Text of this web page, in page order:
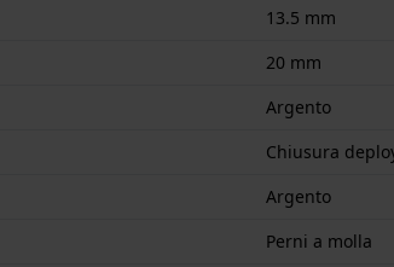
13.5 mm
20 mm
Argento
Chiusura
Argento
Perni a molla